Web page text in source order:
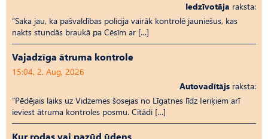
Iedzīvotāja raksta:
“Saka jau, ka pašvaldības policija vairāk kontrolē jauniešus, kas
nakts stundās braukā pa Cēsīm ar […]
Vajadzīga ātruma kontrole
15:04, 2. Aug, 2026
Autovadītājs raksta:
“Pēdējais laiks uz Vid­ze­mes šosejas no Līgatnes līdz Ieriķiem arī
ieviest ātruma kontroles posmu. Citādi […]
Kur rodas vai pazūd ūdens